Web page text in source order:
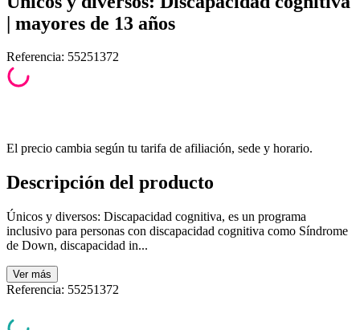
| mayores de 13 años
Referencia: 55251372
El precio cambia según tu tarifa de afiliación, sede y horario.
Descripción del producto
Únicos y diversos: Discapacidad cognitiva, es un programa
inclusivo para personas con discapacidad cognitiva como Síndrome
de Down, discapacidad in...
Ver más
Referencia: 55251372